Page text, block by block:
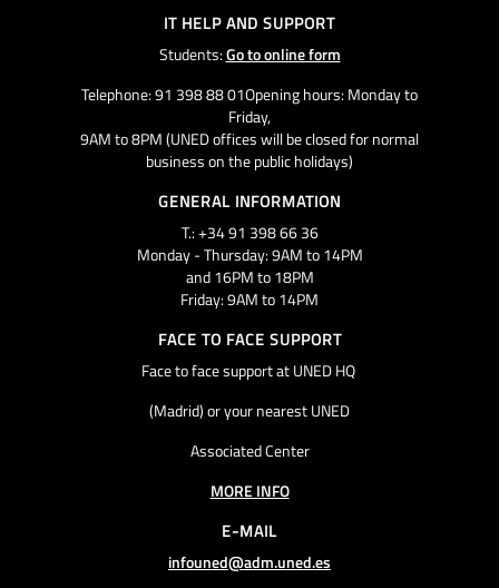
IT HELP AND SUPPORT
Students:Go to online form
Telephone: 91 398 88 01Opening hours: Monday to
Friday,
9AM to 8PM (UNED offices will be closed for normal
business on the public holidays)
GENERAL INFORMATION
T.: +34 91 398 66 36
Monday - Thursday: 9AM to 14PM
and 16PM to 18PM
Friday: 9AM to 14PM
FACE TO FACE SUPPORT
Face to face support at UNED HQ
(Madrid) or your nearest UNED
Associated Center
MORE INFO
E-MAIL
infouned@adm.uned.es